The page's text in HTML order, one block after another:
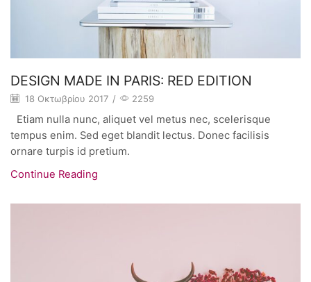
DESIGN MADE IN PARIS: RED EDITION
18 Οκτωβρίου 2017 / 2259
Etiam nulla nunc, aliquet vel metus nec, scelerisque
tempus enim. Sed eget blandit lectus. Donec facilisis
ornare turpis id pretium.
Continue Reading